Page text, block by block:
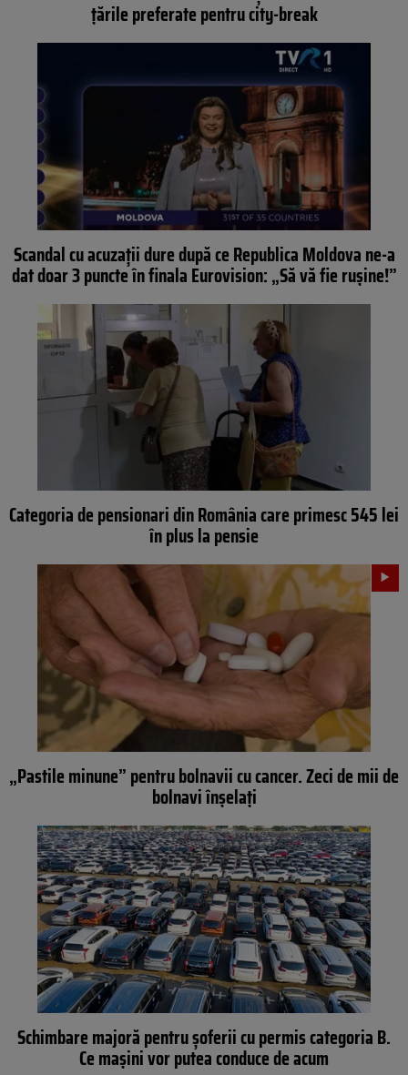
țările preferate pentru city-break
Scandal cu acuzații dure după ce Republica Moldova ne-a
dat doar 3 puncte în finala Eurovision: „Să vă fie rușine!”
Categoria de pensionari din România care primesc 545 lei
în plus la pensie
„Pastile minune” pentru bolnavii cu cancer. Zeci de mii de
bolnavi înșelați
Schimbare majoră pentru șoferii cu permis categoria B.
Ce mașini vor putea conduce de acum